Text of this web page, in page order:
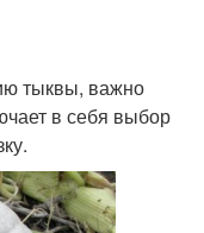
тыквы, важно
в себя выбор